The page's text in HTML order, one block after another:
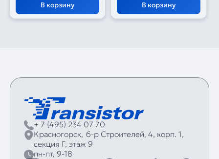
В корзину В корзину
+ 7 (495) 234 07 70
Красногорск, б‑р Строителей, 4, корп. 1,
секция Г, этаж 9
пн-пт, 9-18